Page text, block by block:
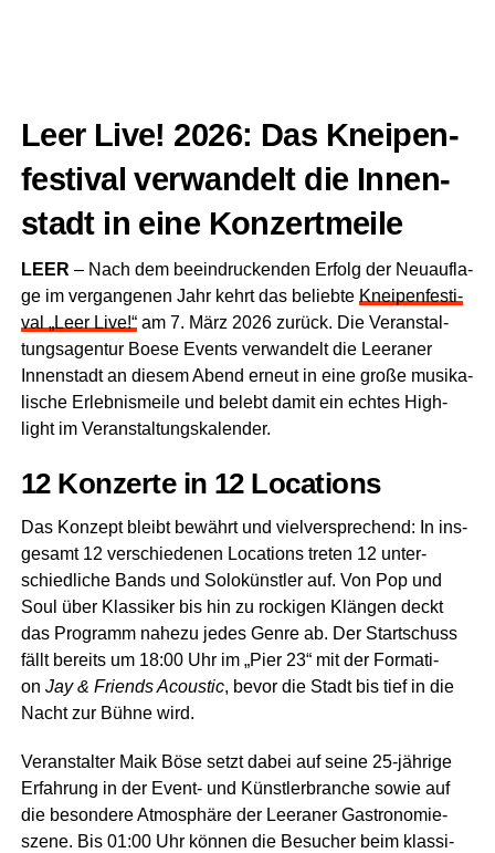
Leer Live! 2026: Das Knei­pen­
fes­ti­val ver­wan­delt die Innen­
stadt in eine Konzertmeile
LEER – Nach dem beein­dru­cken­den Erfolg der Neu­auf­la­
ge im ver­gan­ge­nen Jahr kehrt das belieb­te Knei­pen­fes­ti­
val „Leer Live!“am 7. März 2026 zurück. Die Ver­an­stal­
tungs­agen­tur Boe­se Events ver­wan­delt die Leera­ner
Innen­stadt an die­sem Abend erneut in eine gro­ße musi­ka­
li­sche Erleb­nis­mei­le und belebt damit ein ech­tes High­
light im Veranstaltungskalender.
12 Kon­zer­te in 12 Locations
Das Kon­zept bleibt bewährt und viel­ver­spre­chend: In ins­
ge­samt 12 ver­schie­de­nen Loca­ti­ons tre­ten 12 unter­
schied­li­che Bands und Solo­künst­ler auf. Von Pop und
Soul über Klas­si­ker bis hin zu rocki­gen Klän­gen deckt
das Pro­gramm nahe­zu jedes Gen­re ab. Der Start­schuss
fällt bereits um 18:00 Uhr im „Pier 23“ mit der For­ma­ti­
on Jay & Fri­ends Acou­stic, bevor die Stadt bis tief in die
Nacht zur Büh­ne wird.
Ver­an­stal­ter Maik Böse setzt dabei auf sei­ne 25-jäh­ri­ge
Erfah­rung in der Event- und Künst­ler­bran­che sowie auf
die beson­de­re Atmo­sphä­re der Leera­ner Gas­tro­no­mie­
sze­ne. Bis 01:00 Uhr kön­nen die Besu­cher beim klas­si­